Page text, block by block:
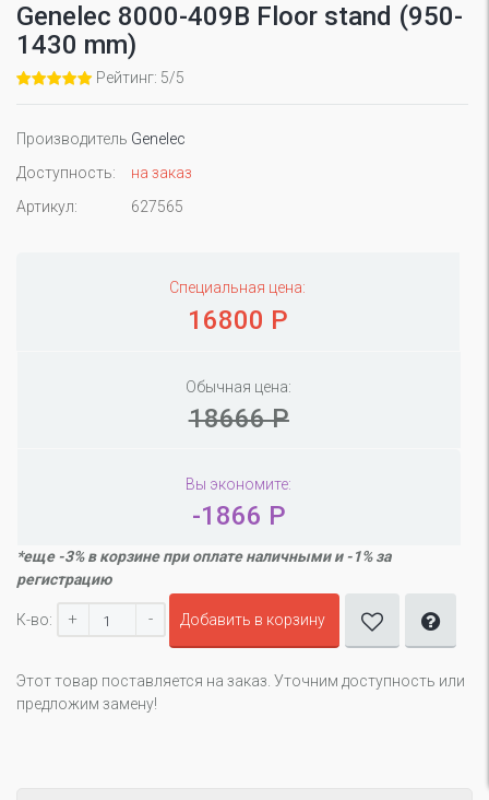
Genelec 8000-409B Floor stand (950-
1430 mm)
Рейтинг: 5/5
Производитель Genelec
Доступность:
на заказ
Артикул:
627565
Специальная цена:
16800 Р
Обычная цена:
18666 Р
Вы экономите:
-1866 Р
*еще -3% в корзине при оплате наличными и -1% за
регистрацию
К-во: + - Добавить в корзину
Этот товар поставляется на заказ. Уточним доступность или
предложим замену!